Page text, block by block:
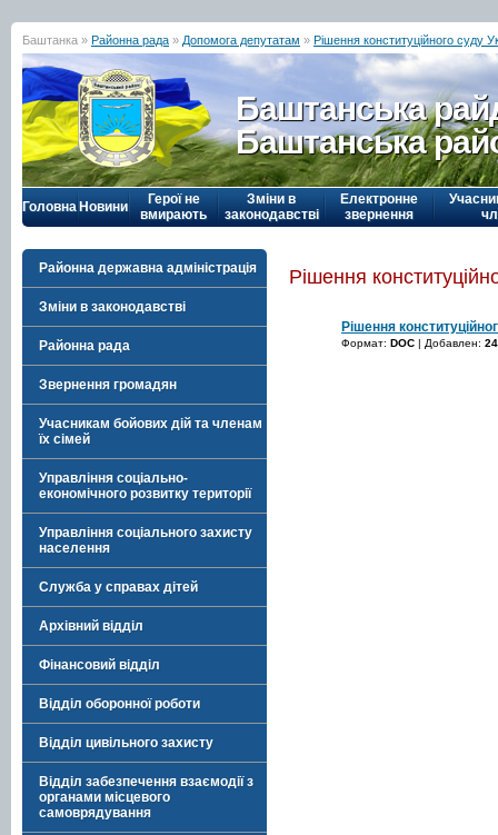
Баштанка » Районна рада » Допомога депутатам » Рішення конституційного суду
Баштанська
Баштанська
Головна Новини
Герої не
вмирають
Зміни в
законодавстві
Електронне
звернення
Районна державна адміністрація
Зміни в законодавстві
Районна рада
Звернення громадян
Учасникам бойових дій та членам
їх сімей
Управління соціально-
економічного розвитку території
Управління соціального захисту
населення
Служба у справах дітей
Архівний відділ
Фінансовий відділ
Відділ оборонної роботи
Відділ цивільного захисту
Відділ забезпечення взаємодії з
органами місцевого
самоврядування
Рішення
Рішення
Формат: DOC | Добавлен: